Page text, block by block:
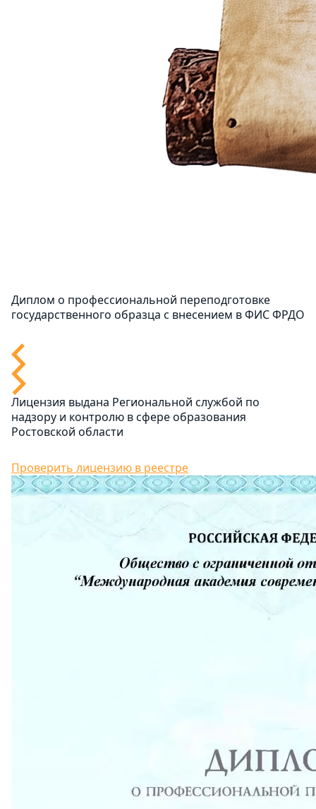
Диплом о профессиональной переподготовке
государственного образца с внесением в ФИС ФРДО
Лицензия выдана Региональной службой по
надзору и контролю в сфере образования
Ростовской области
Проверить лицензию в реестре